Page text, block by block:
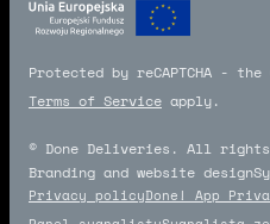
Protected by reCAPTCHA - the
Terms of Service apply.
© Done Deliveries. All rights
Branding and website design
Privacy policyDone! App